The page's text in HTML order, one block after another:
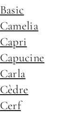
Basic
Camelia
Capri
Capucine
Carla
Cèdre
Cerf